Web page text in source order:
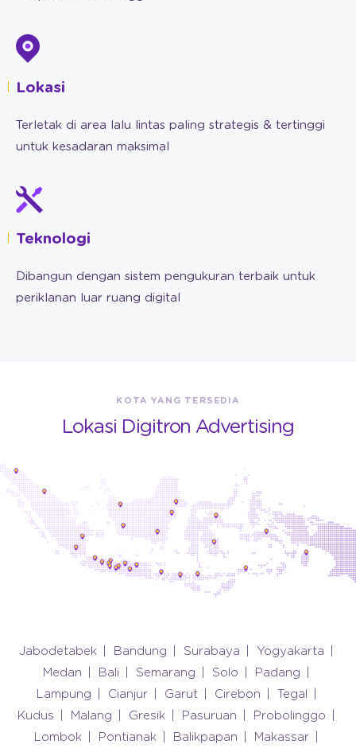
Lokasi
Terletak di area lalu lintas paling strategis & tertinggi
untuk kesadaran maksimal
Teknologi
Dibangun dengan sistem pengukuran terbaik untuk
periklanan luar ruang digital
KOTA YANG TERSEDIA
Lokasi Digitron Advertising
Jabodetabek Bandung Surabaya
Yogyakarta
Medan
Bali Semarang Solo
Padang
Lampung
Cianjur Garut Cirebon
Tegal
Kudus
Malang Gresik Pasuruan
Probolinggo
Lombok
Pontianak Balikpapan Makassar